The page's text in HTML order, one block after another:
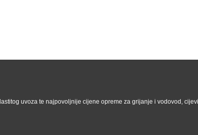
uvoza te najpovoljnije cijene opreme za grijanje i vodovod,